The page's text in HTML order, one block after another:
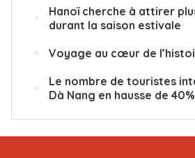
Saigontourist : plus de
en six mois
Le Vietnam accueille plus
de touristes étrangers en
Hôi An arrive en tête des
moins chères où voyager
Halte enchantée sur la